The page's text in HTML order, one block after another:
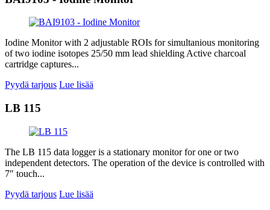
Iodine Monitor with 2 adjustable ROIs for simultanious monitoring
of two iodine isotopes 25/50 mm lead shielding Active charcoal
cartridge captures...
Pyydä tarjous Lue lisää
LB 115
The LB 115 data logger is a stationary monitor for one or two
independent detectors. The operation of the device is controlled with
7″ touch...
Pyydä tarjous Lue lisää